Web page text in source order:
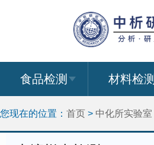
食品检测 材料检测
您现在的位置： 首页 > 中化所实验室